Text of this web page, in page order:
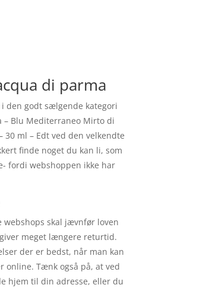
di parma
den godt sælgende kategori
– Blu Mediterraneo Mirto di
ml – Edt ved den velkendte
finde noget du kan li, som
fordi webshoppen ikke har
webshops skal jævnfør loven
meget længere returtid.
der er bedst, når man kan
online. Tænk også på, at ved
hjem til din adresse, eller du